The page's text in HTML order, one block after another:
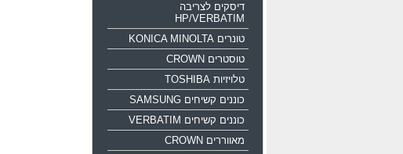
דיסקים לצריבה
HP/VERBATIM
טונרים KONICA MINOLTA
טוסטרים CROWN
טלויזיות TOSHIBA
כוננים קשיחים SAMSUNG
כוננים קשיחים VERBATIM
מאווררים CROWN